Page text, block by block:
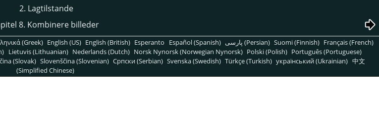
2. Lagtilstande
8. Kombinere billeder
(Greek) English (US) English (British) Esperanto Español (Spanish) پارسی (Persian) Suomi (Finnish) Français (French)
Lietuvis (Lithuanian) Nederlands (Dutch) Norsk Nynorsk (Norwegian Nynorsk) Polski (Polish) Português (Portuguese)
(Slovak) Slovenščina (Slovenian) Српски (Serbian) Svenska (Swedish) Türkçe (Turkish) український (Ukrainian) 中文
(Simplified Chinese)